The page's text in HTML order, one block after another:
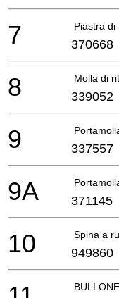
Piastra di
7 370668
Molla di
8 339052
9 337557
9A 371145
Spina a
10 949860